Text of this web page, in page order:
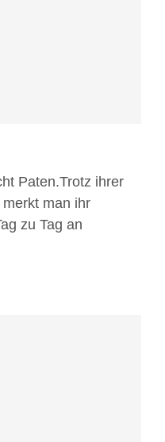
Paten.Trotz ihrer
man ihr
zu Tag an